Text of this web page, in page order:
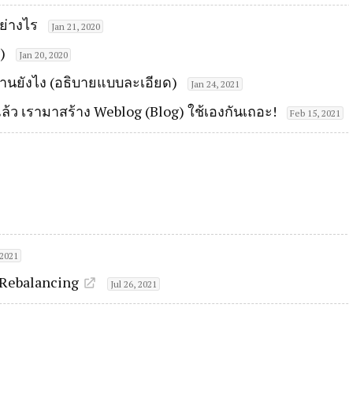
างไร Jan 21, 2020
Jan 20, 2020
นยังไง (อธิบายแบบละเอียด) Jan 24, 2021
เรามาสร้าง Weblog (Blog) ใช้เองกันเถอะ! Feb 15, 2021
Jul 26, 2021